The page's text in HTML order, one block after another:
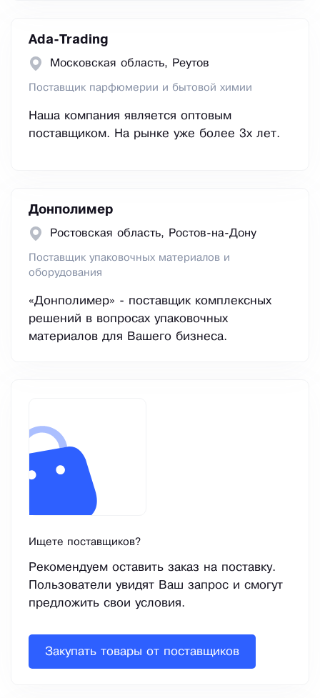
Ada-Trading
Московская область, Реутов
Поставщик парфюмерии и бытовой химии
Наша компания является оптовым
поставщиком. На рынке уже более 3х лет.
Донполимер
Ростовская область, Ростов-на-Дону
Поставщик упаковочных материалов и
оборудования
«Донполимер» - поставщик комплексных
решений в вопросах упаковочных
материалов для Вашего бизнеса.
Ищете поставщиков?
Рекомендуем оставить заказ на поставку.
Пользователи увидят Ваш запрос и смогут
предложить свои условия.
Закупать товары от поставщиков